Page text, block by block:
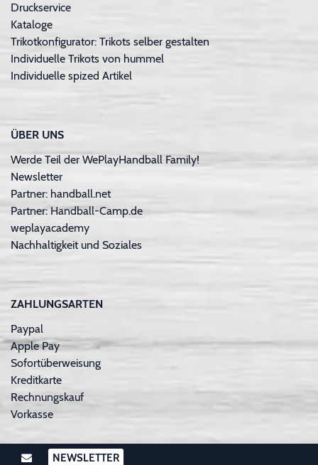
Druckservice
Kataloge
Trikotkonfigurator: Trikots selber gestalten
Individuelle Trikots von hummel
Individuelle spized Artikel
ÜBER UNS
Werde Teil der WePlayHandball Family!
Newsletter
Partner: handball.net
Partner: Handball-Camp.de
weplayacademy
Nachhaltigkeit und Soziales
ZAHLUNGSARTEN
Paypal
Apple Pay
Sofortüberweisung
Kreditkarte
Rechnungskauf
Vorkasse
NEWSLETTER